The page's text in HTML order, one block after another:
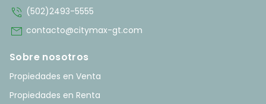
phone_in_talk (502)2493-5555
mail contacto@citymax-gt.com
Sobre nosotros
Propiedades en Venta
Propiedades en Renta